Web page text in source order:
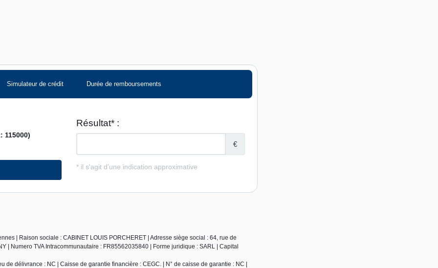
Simulateur de crédit Durée de remboursements
| Raison sociale : CABINET LOUIS PORCHERET | Adresse siège social : 64, rue de
| Numero TVA Intracommunautaire : FR85562035840 | Forme juridique : SARL | Capital
délivrance : NC | Caisse de garantie financière : CEGC. | N° de caisse de garantie : NC |